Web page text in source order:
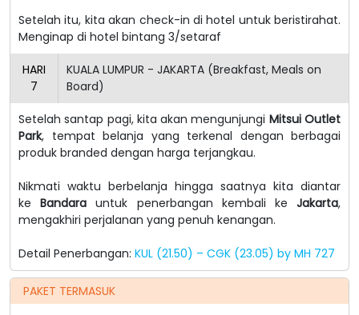
Setelah itu, kita akan check-in di hotel untuk beristirahat.
Menginap di hotel bintang 3/setaraf
HARI
7
KUALA LUMPUR - JAKARTA (Breakfast, Meals on
Board)
Setelah santap pagi, kita akan mengunjungi Mitsui Outlet
Park, tempat belanja yang terkenal dengan berbagai
produk branded dengan harga terjangkau.
Nikmati waktu berbelanja hingga saatnya kita diantar
keBandara untuk penerbangan kembali keJakarta,
mengakhiri perjalanan yang penuh kenangan.
Detail Penerbangan: KUL (21.50) – CGK (23.05) by MH 727
PAKET TERMASUK